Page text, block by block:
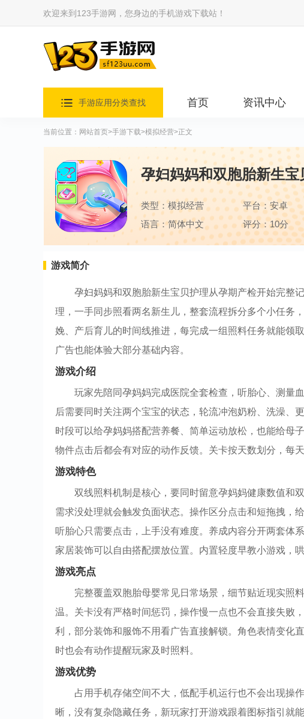
欢迎来到123手游网，您身边的手机游戏下载站！
手游应用分类查找 首页 资讯中心
当前位置： 网站首页>手游下载>模拟经营>正文
孕妇妈妈和双胞胎新生宝
类型：模拟经营 平台：安卓
语言：简体中文
评分：10分
游戏简介
孕妇妈妈和双胞胎新生宝贝护理从孕期产检开始完整
理，一手同步照看两名新生儿，整套流程拆分多个小任务
娩、产后育儿的时间线推进，每完成一组照料任务就能领
广告也能体验大部分基础内容。
游戏介绍
玩家先陪同孕妈妈完成医院全套检查，听胎心、测量
后需要同时关注两个宝宝的状态，轮流冲泡奶粉、洗澡、
时段可以给孕妈妈搭配营养餐、简单运动放松，也能给母
物件点击后都会有对应的动作反馈。关卡按天数划分，每
游戏特色
双线照料机制是核心，要同时留意孕妈妈健康数值和
需求没处理就会触发负面状态。操作区分点击和短拖拽，
听胎心只需要点击，上手没有难度。养成内容分开两套体
家居装饰可以自由搭配摆放位置。内置轻度早教小游戏，
游戏亮点
完整覆盖双胞胎母婴常见日常场景，细节贴近现实照
温。关卡没有严格时间惩罚，操作慢一点也不会直接失败
利，部分装饰和服饰不用看广告直接解锁。角色表情变化
时也会有动作提醒玩家及时照料。
游戏优势
占用手机存储空间不大，低配手机运行也不会出现操
晰，没有复杂隐藏任务，新玩家打开游戏跟着图标指引就